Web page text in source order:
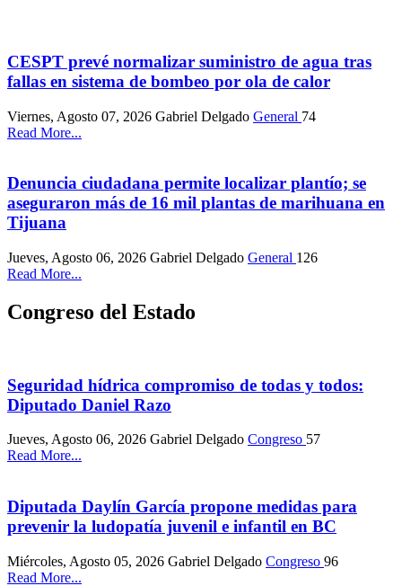
CESPT prevé normalizar suministro de agua tras
fallas en sistema de bombeo por ola de calor
Viernes, Agosto 07, 2026 Gabriel Delgado General 74
Read More...
Denuncia ciudadana permite localizar plantío; se
aseguraron más de 16 mil plantas de marihuana en
Tijuana
Jueves, Agosto 06, 2026 Gabriel Delgado General 126
Read More...
Congreso del Estado
Seguridad hídrica compromiso de todas y todos:
Diputado Daniel Razo
Jueves, Agosto 06, 2026 Gabriel Delgado Congreso 57
Read More...
Diputada Daylín García propone medidas para
prevenir la ludopatía juvenil e infantil en BC
Miércoles, Agosto 05, 2026 Gabriel Delgado Congreso 96
Read More...